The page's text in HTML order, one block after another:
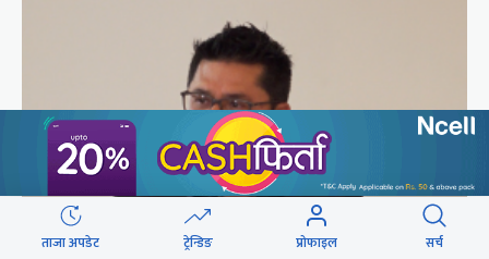
ताजा अपडेट ट्रेन्डिङ प्रोफाइल सर्च